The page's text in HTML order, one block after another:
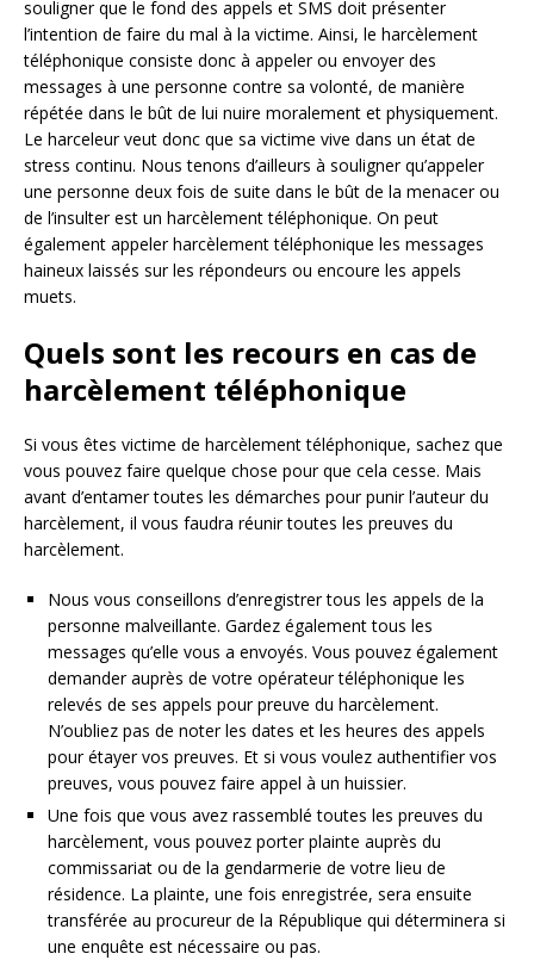
souligner que le fond des appels et SMS doit présenter
l’intention de faire du mal à la victime. Ainsi, le harcèlement
téléphonique consiste donc à appeler ou envoyer des
messages à une personne contre sa volonté, de manière
répétée dans le bût de lui nuire moralement et physiquement.
Le harceleur veut donc que sa victime vive dans un état de
stress continu. Nous tenons d’ailleurs à souligner qu’appeler
une personne deux fois de suite dans le bût de la menacer ou
de l’insulter est un harcèlement téléphonique. On peut
également appeler harcèlement téléphonique les messages
haineux laissés sur les répondeurs ou encoure les appels
muets.
Quels sont les recours en cas de
harcèlement téléphonique
Si vous êtes victime de harcèlement téléphonique, sachez que
vous pouvez faire quelque chose pour que cela cesse. Mais
avant d’entamer toutes les démarches pour punir l’auteur du
harcèlement, il vous faudra réunir toutes les preuves du
harcèlement.
Nous vous conseillons d’enregistrer tous les appels de la
personne malveillante. Gardez également tous les
messages qu’elle vous a envoyés. Vous pouvez également
demander auprès de votre opérateur téléphonique les
relevés de ses appels pour preuve du harcèlement.
N’oubliez pas de noter les dates et les heures des appels
pour étayer vos preuves. Et si vous voulez authentifier vos
preuves, vous pouvez faire appel à un huissier.
Une fois que vous avez rassemblé toutes les preuves du
harcèlement, vous pouvez porter plainte auprès du
commissariat ou de la gendarmerie de votre lieu de
résidence. La plainte, une fois enregistrée, sera ensuite
transférée au procureur de la République qui déterminera si
une enquête est nécessaire ou pas.